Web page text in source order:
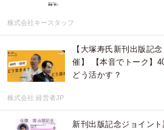
株式会社キースタッフ
【大塚寿氏新刊出版記
催】 【本音でトーク】
どう活かす？
株式会社 経営者JP
新刊出版記念ジョイン